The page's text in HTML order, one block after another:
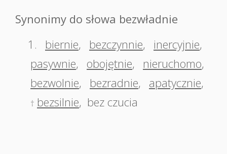
Synonimy do słowa bezwładnie
1.
biernie, bezczynnie, inercyjnie,
pasywnie, obojętnie, nieruchomo,
bezwolnie, bezradnie, apatycznie,
† bezsilnie, bez czucia